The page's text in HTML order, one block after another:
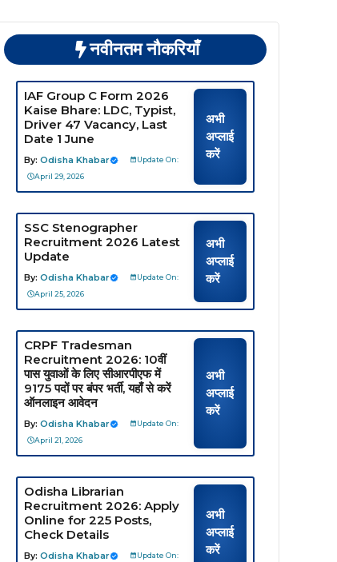
नवीनतम नौकरियाँ
IAF Group C Form 2026
Kaise Bhare: LDC, Typist,
Driver 47 Vacancy, Last
Date 1 June
By: Odisha Khabar
Update On:
April 29, 2026
अभी
अप्लाई
करें
SSC Stenographer
Recruitment 2026 Latest
Update
By: Odisha Khabar
Update On:
April 25, 2026
अभी
अप्लाई
करें
CRPF Tradesman
Recruitment 2026: 10वीं
पास युवाओं के लिए सीआरपीएफ में
9175 पदों पर बंपर भर्ती, यहाँ से करें
ऑनलाइन आवेदन
By: Odisha Khabar
Update On:
April 21, 2026
अभी
अप्लाई
करें
Odisha Librarian
Recruitment 2026: Apply
Online for 225 Posts,
Check Details
By: Odisha Khabar
Update On:
अभी
अप्लाई
करें